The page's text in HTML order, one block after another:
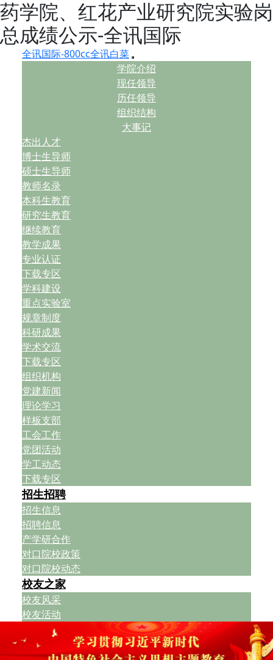
药学院、红花产业研究院实验岗
总成绩公示-全讯国际
全讯国际-800cc全讯白菜
学院介绍
现任领导
历任领导
组织结构
大事记
杰出人才
博士生导师
硕士生导师
教师名录
本科生教育
研究生教育
继续教育
教学成果
专业认证
下载专区
学科建设
重点实验室
规章制度
科研成果
学术交流
下载专区
组织机构
党建新闻
理论学习
样板支部
工会工作
党团活动
学工动态
下载专区
招生招聘
招生信息
招聘信息
产学研合作
对口院校政策
对口院校动态
校友之家
校友风采
校友活动